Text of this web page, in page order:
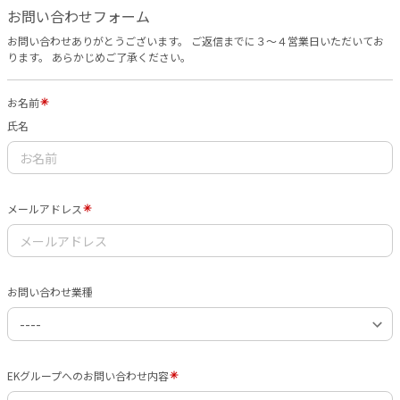
お問い合わせフォーム
お問い合わせありがとうございます。 ご返信までに３〜４営業日いただいてお
ります。 あらかじめご了承ください。
お名前
氏名
メールアドレス
お問い合わせ業種
EKグループへのお問い合わせ内容